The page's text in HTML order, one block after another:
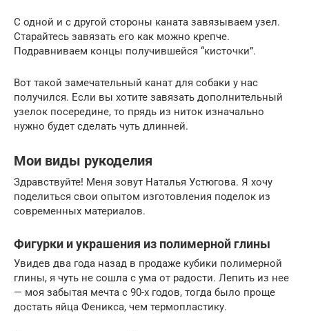
С одной и с другой стороны каната завязываем узел.
Старайтесь завязать его как можно крепче.
Подравниваем концы получившейся “кисточки”.
Вот такой замечательный канат для собаки у нас
получился. Если вы хотите завязать дополнительный
узелок посередине, то прядь из ниток изначально
нужно будет сделать чуть длинней.
Мои виды рукоделия
Здравствуйте! Меня зовут Наталья Устюгова. Я хочу
поделиться свои опытом изготовления поделок из
современных материалов.
Фигурки и украшения из полимерной глины
Увидев два года назад в продаже кубики полимерной
глины, я чуть не сошла с ума от радости. Лепить из нее
— моя забытая мечта с 90-х годов, тогда было проще
достать яйца Феникса, чем термопластику.